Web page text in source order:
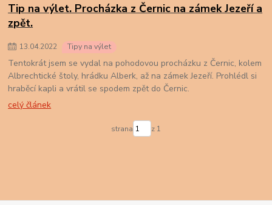
Tip na výlet. Procházka z Černic na zámek Jezeří a
zpět.
13.04.2022 Tipy na výlet
Tentokrát jsem se vydal na pohodovou procházku z Černic, kolem
Albrechtické štoly, hrádku Alberk, až na zámek Jezeří. Prohlédl si
hraběcí kapli a vrátil se spodem zpět do Černic.
celý článek
strana z 1